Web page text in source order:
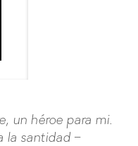
un héroe para mi.
la santidad –